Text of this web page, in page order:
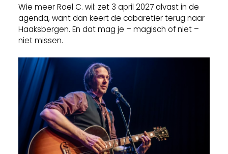
Wie meer Roel C. wil: zet 3 april 2027 alvast in de
agenda, want dan keert de cabaretier terug naar
Haaksbergen. En dat mag je – magisch of niet –
niet missen.